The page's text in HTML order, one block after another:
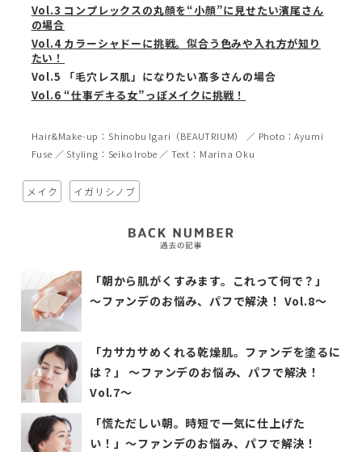
Vol.3 コンプレックスの丸顔を“小顔”に見せたい濱尾さん
の場合
Vol.4 カラーシャドーに挑戦。似合う色みや入れ方が知り
たい！
Vol.5 「毛穴レス肌」になりたい髙多さんの場合
Vol.6 “仕事デキる女”っぽメイクに挑戦！
Hair&Make-up：Shinobu Igari（BEAUTRIUM） ／ Photo：Ayumi
Fuse ／ Styling：Seiko Irobe ／ Text：Marina Oku
メイク イガリシノブ
「朝から肌がくすみます。これって何で？」
〜ファンデのお悩み、パフで解決！ Vol.8〜
「カサカサめくれる乾燥肌。ファンデを塗るに
は？」 〜ファンデのお悩み、パフで解決！
Vol.7〜
「慌ただしい朝。時短で一気に仕上げた
い！」〜ファンデのお悩み、パフで解決！